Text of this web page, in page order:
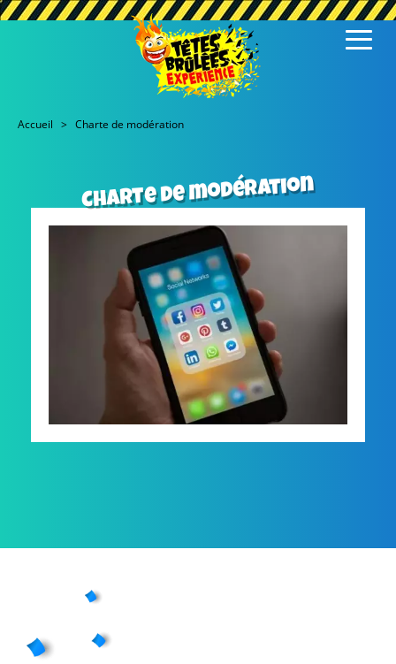
Accueil Charte de modération
Charte de modération